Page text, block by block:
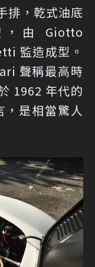
排，乾式油底
由 Giotto
監造成型。
聲稱最高時
1962 年代的
是相當驚人